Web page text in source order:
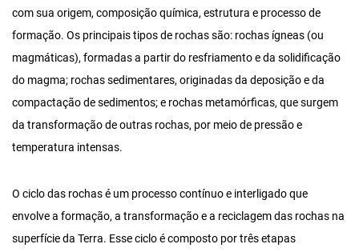
com sua origem, composição química, estrutura e processo de
formação. Os principais tipos de rochas são: rochas ígneas (ou
magmáticas), formadas a partir do resfriamento e da solidificação
do magma; rochas sedimentares, originadas da deposição e da
compactação de sedimentos; e rochas metamórficas, que surgem
da transformação de outras rochas, por meio de pressão e
temperatura intensas.
O ciclo das rochas é um processo contínuo e interligado que
envolve a formação, a transformação e a reciclagem das rochas na
superfície da Terra. Esse ciclo é composto por três etapas